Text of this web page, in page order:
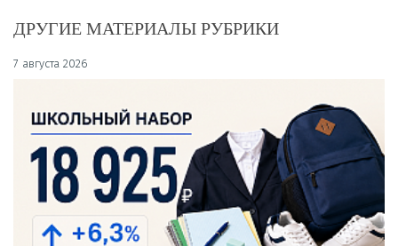
ДРУГИЕ МАТЕРИАЛЫ РУБРИКИ
7 августа 2026